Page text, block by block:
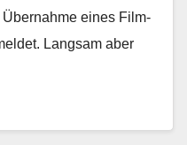
eines Film-
Langsam aber